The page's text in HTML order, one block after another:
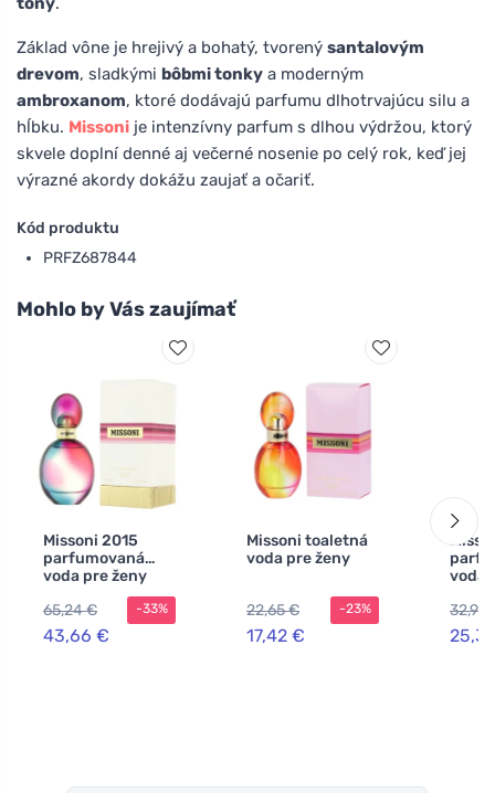
Základ vône je hrejivý a bohatý, tvorený santalovým
drevom, sladkými bôbmi tonky a moderným
ambroxanom, ktoré dodávajú parfumu dlhotrvajúcu silu a
hĺbku. Missoni je intenzívny parfum s dlhou výdržou, ktorý
skvele doplní denné aj večerné nosenie po celý rok, keď jej
výrazné akordy dokážu zaujať a očariť.
Kód produktu
PRFZ687844
Mohlo by Vás zaujímať
Missoni 2015
parfumovaná
voda pre ženy
65,24 €
43,66 €
-33%
Missoni toaletná
voda pre ženy
22,65 €
17,42 €
-23%
voda
32,96